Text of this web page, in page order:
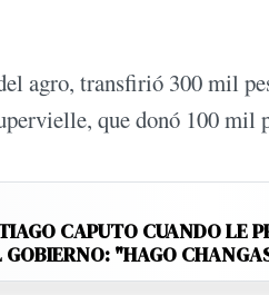
agro, transfirió 300 mil
que donó 100 mil
CAPUTO CUANDO LE
GOBIERNO: "HAGO